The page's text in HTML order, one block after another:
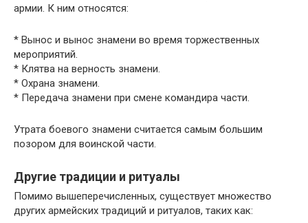
армии. К ним относятся:
* Вынос и вынос знамени во время торжественных
мероприятий.
* Клятва на верность знамени.
* Охрана знамени.
* Передача знамени при смене командира части.
Утрата боевого знамени считается самым большим
позором для воинской части.
Другие традиции и ритуалы
Помимо вышеперечисленных, существует множество
других армейских традиций и ритуалов, таких как: